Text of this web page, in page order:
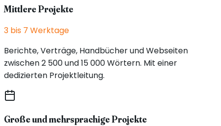
Mittlere Projekte
3 bis 7 Werktage
Berichte, Verträge, Handbücher und Webseiten
zwischen 2 500 und 15 000 Wörtern. Mit einer
dedizierten Projektleitung.
Große und mehrsprachige Projekte